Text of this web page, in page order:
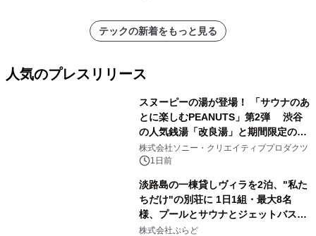
アーティストを フィーチャーしたアニ
メーションを公開～
テックの新着をもっと見る
人気のプレスリリース
スヌーピーの湯が登場！ 「サウナのあ
とに楽しむPEANUTS」第2弾 渋谷
の人気銭湯「改良湯」と期間限定のコ
ラボレーション サウナイキタイコラ
ボグッズも発売決定！
株式会社ソニー・クリエイティブプロダクツ
1日前
淡路島の一棟貸しヴィラを2泊、"私た
ちだけ"の別荘に 1日1組・最大8名
様、プールとサウナとジェットバス付
きで Villa Mon Temps AWAJIの連泊
株式会社ぷらど